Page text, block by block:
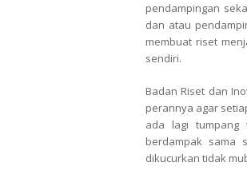
pendampingan
dan atau
membuat riset
sendiri.
Badan Riset dan
perannya agar
ada lagi tumpang
berdampak sama
dikucurkan tidak